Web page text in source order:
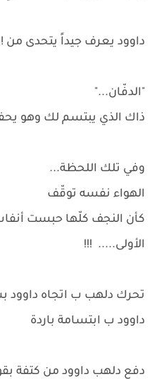
داوود يعرف جيداً يتحدى من
"الدفّان..."
ذاك الذي يبتسم لك وهو
وفي تلك اللحظة...
الهواء نفسه توقّف
كأن النجف كلّها حبست
الأولى..... !!!
تحرك دلهب ب اتجاه داوود
داوود ب ابتسامة باردة
دفع دلهب داوود من كتفة